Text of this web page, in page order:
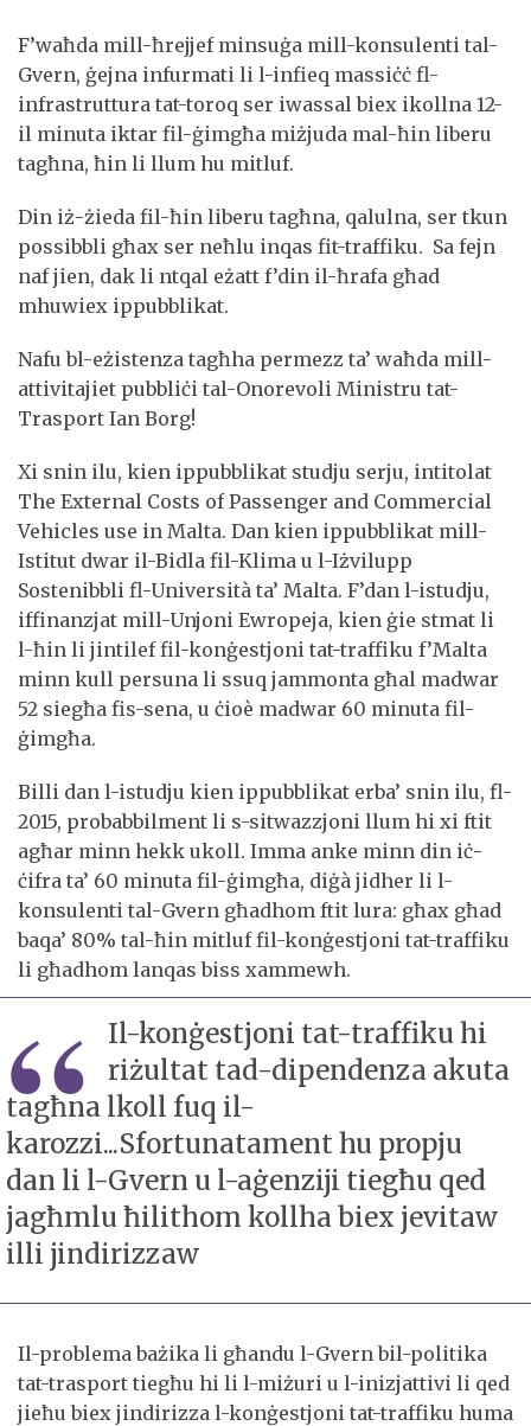
F’waħda mill-ħrejjef minsuġa mill-konsulenti tal-
Gvern, ġejna infurmati li l-infieq massiċċ fl-
infrastruttura tat-toroq ser iwassal biex ikollna 12-
il minuta iktar fil-ġimgħa miżjuda mal-ħin liberu
tagħna, ħin li llum hu mitluf.
Din iż-żieda fil-ħin liberu tagħna, qalulna, ser tkun
possibbli għax ser neħlu inqas fit-traffiku. Sa fejn
naf jien, dak li ntqal eżatt f’din il-ħrafa għad
mhuwiex ippubblikat.
Nafu bl-eżistenza tagħha permezz ta’ waħda mill-
attivitajiet pubbliċi tal-Onorevoli Ministru tat-
Trasport Ian Borg!
Xi snin ilu, kien ippubblikat studju serju, intitolat
The External Costs of Passenger and Commercial
Vehicles use in Malta. Dan kien ippubblikat mill-
Istitut dwar il-Bidla fil-Klima u l-Iżvilupp
Sostenibbli fl-Università ta’ Malta. F’dan l-istudju,
iffinanzjat mill-Unjoni Ewropeja, kien ġie stmat li
l-ħin li jintilef fil-konġestjoni tat-traffiku f’Malta
minn kull persuna li ssuq jammonta għal madwar
52 siegħa fis-sena, u ċioè madwar 60 minuta fil-
ġimgħa.
Billi dan l-istudju kien ippubblikat erba’ snin ilu, fl-
2015, probabbilment li s-sitwazzjoni llum hi xi ftit
agħar minn hekk ukoll. Imma anke minn din iċ-
ċifra ta’ 60 minuta fil-ġimgħa, diġà jidher li l-
konsulenti tal-Gvern għadhom ftit lura: għax għad
baqa’ 80% tal-ħin mitluf fil-konġestjoni tat-traffiku
li għadhom lanqas biss xammewh.
Il-konġestjoni tat-traffiku hi
riżultat tad-dipendenza akuta
tagħna lkoll fuq il-
karozzi...Sfortunatament hu propju
dan li l-Gvern u l-aġenziji tiegħu qed
jagħmlu ħilithom kollha biex jevitaw
illi jindirizzaw
Il-problema bażika li għandu l-Gvern bil-politika
tat-trasport tiegħu hi li l-miżuri u l-inizjattivi li qed
jieħu biex jindirizza l-konġestjoni tat-traffiku huma